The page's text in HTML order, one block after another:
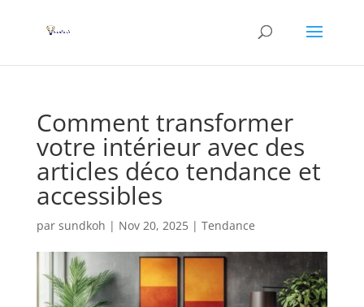
Comment transformer
votre intérieur avec des
articles déco tendance et
accessibles
par sundkoh | Nov 20, 2025| Tendance